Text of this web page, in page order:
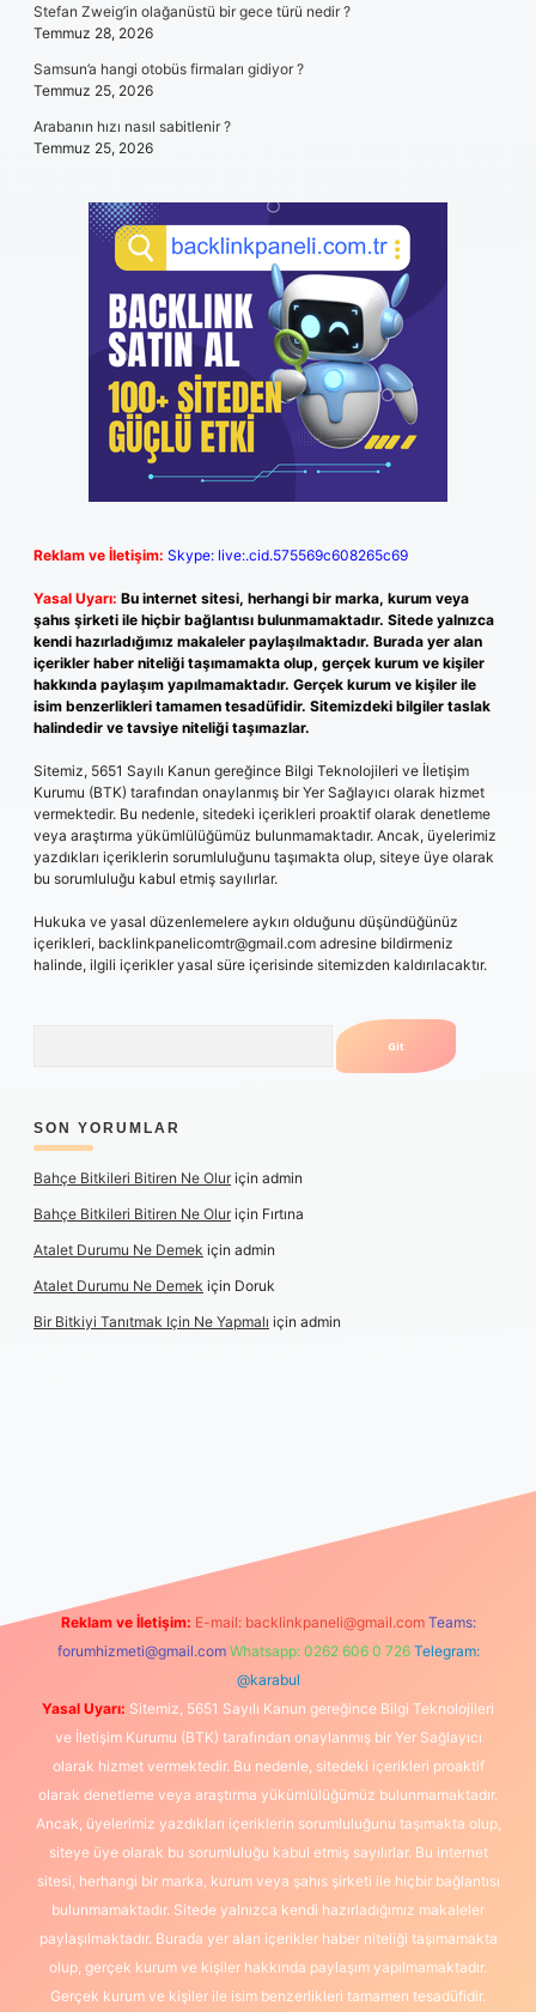
Stefan Zweig’in olağanüstü bir gece türü nedir ?
Temmuz 28, 2026
Samsun’a hangi otobüs firmaları gidiyor ?
Temmuz 25, 2026
Arabanın hızı nasıl sabitlenir ?
Temmuz 25, 2026
Reklam ve İletişim: Skype: live:.cid.575569c608265c69
Yasal Uyarı: Bu internet sitesi, herhangi bir marka, kurum veya
şahıs şirketi ile hiçbir bağlantısı bulunmamaktadır. Sitede yalnızca
kendi hazırladığımız makaleler paylaşılmaktadır. Burada yer alan
içerikler haber niteliği taşımamakta olup, gerçek kurum ve kişiler
hakkında paylaşım yapılmamaktadır. Gerçek kurum ve kişiler ile
isim benzerlikleri tamamen tesadüfidir. Sitemizdeki bilgiler taslak
halindedir ve tavsiye niteliği taşımazlar.
Sitemiz, 5651 Sayılı Kanun gereğince Bilgi Teknolojileri ve İletişim
Kurumu (BTK) tarafından onaylanmış bir Yer Sağlayıcı olarak hizmet
vermektedir. Bu nedenle, sitedeki içerikleri proaktif olarak denetleme
veya araştırma yükümlülüğümüz bulunmamaktadır. Ancak, üyelerimiz
yazdıkları içeriklerin sorumluluğunu taşımakta olup, siteye üye olarak
bu sorumluluğu kabul etmiş sayılırlar.
Hukuka ve yasal düzenlemelere aykırı olduğunu düşündüğünüz
içerikleri, backlinkpanelicomtr@gmail.com adresine bildirmeniz
halinde, ilgili içerikler yasal süre içerisinde sitemizden kaldırılacaktır.
SON YORUMLAR
Bahçe Bitkileri Bitiren Ne Oluriçin admin
Bahçe Bitkileri Bitiren Ne Oluriçin Fırtına
Atalet Durumu Ne Demek için admin
Atalet Durumu Ne Demek için Doruk
Bir Bitkiyi Tanıtmak Için Ne Yapmalı için admin
Reklam ve İletişim: E-mail: backlinkpaneli@gmail.com Teams:
forumhizmeti@gmail.com Whatsapp: 0262 606 0 726 Telegram:
@karabul
Yasal Uyarı: Sitemiz, 5651 Sayılı Kanun gereğince Bilgi Teknolojileri
ve İletişim Kurumu (BTK) tarafından onaylanmış bir Yer Sağlayıcı
olarak hizmet vermektedir. Bu nedenle, sitedeki içerikleri proaktif
olarak denetleme veya araştırma yükümlülüğümüz bulunmamaktadır.
Ancak, üyelerimiz yazdıkları içeriklerin sorumluluğunu taşımakta olup,
siteye üye olarak bu sorumluluğu kabul etmiş sayılırlar. Bu internet
sitesi, herhangi bir marka, kurum veya şahıs şirketi ile hiçbir bağlantısı
bulunmamaktadır. Sitede yalnızca kendi hazırladığımız makaleler
paylaşılmaktadır. Burada yer alan içerikler haber niteliği taşımamakta
olup, gerçek kurum ve kişiler hakkında paylaşım yapılmamaktadır.
Gerçek kurum ve kişiler ile isim benzerlikleri tamamen tesadüfidir.